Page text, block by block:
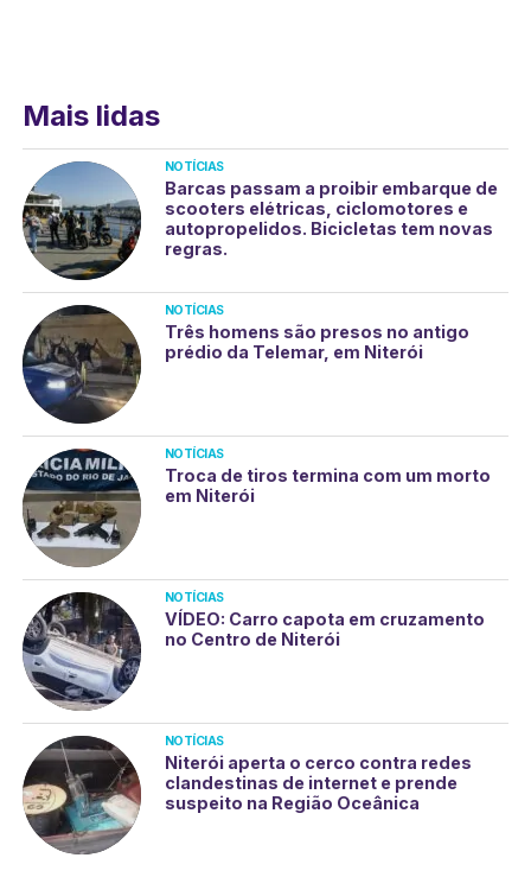
Mais lidas
NOTÍCIAS
Barcas passam a proibir embarque de
scooters elétricas, ciclomotores e
autopropelidos. Bicicletas tem novas
regras.
NOTÍCIAS
Três homens são presos no antigo
prédio da Telemar, em Niterói
NOTÍCIAS
Troca de tiros termina com um morto
em Niterói
NOTÍCIAS
VÍDEO: Carro capota em cruzamento
no Centro de Niterói
NOTÍCIAS
Niterói aperta o cerco contra redes
clandestinas de internet e prende
suspeito na Região Oceânica